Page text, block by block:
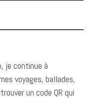
je continue à
voyages, ballades,
un code QR qui